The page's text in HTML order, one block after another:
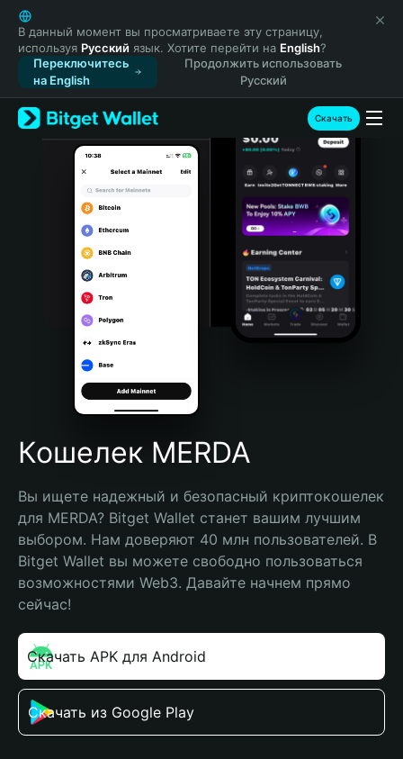
English
日本語
Tiếng Việt
Русский
Español (Latinoamérica)
Türkçe
Italiano
Português (Portugal)
Bahasa Indonesia
Português (Brasil)
Español (Argentina)
В данный момент вы просматриваете эту страницу,
используя Русский язык. Хотите перейти на English?
Переключитесь
на English
Продолжить использовать
Русский
Скачать
Кошелек MERDA
Вы ищете надежный и безопасный криптокошелек
для MERDA? Bitget Wallet станет вашим лучшим
выбором. Нам доверяют 40 млн пользователей. В
Bitget Wallet вы можете свободно пользоваться
возможностями Web3. Давайте начнем прямо
сейчас!
Скачать APK для Android
Скачать из Google Play